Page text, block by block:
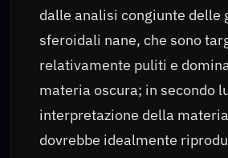
dalle analisi congiunte delle
sferoidali nane, che sono
relativamente puliti e
materia oscura; in secondo
interpretazione della
dovrebbe idealmente